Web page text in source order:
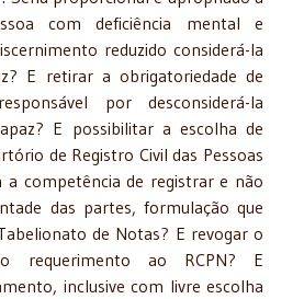
com deficiência mental e
reduzido considerá-la
E retirar a obrigatoriedade de
por desconsiderá-la
E possibilitar a escolha de
de Registro Civil das Pessoas
a competência de registrar e não
das partes, formulação que
de Notas? E revogar o
requerimento ao RCPN? E
inclusive com livre escolha